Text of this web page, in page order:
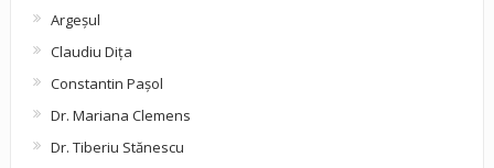
Argeşul
Claudiu Diţa
Constantin Pașol
Dr. Mariana Clemens
Dr. Tiberiu Stănescu